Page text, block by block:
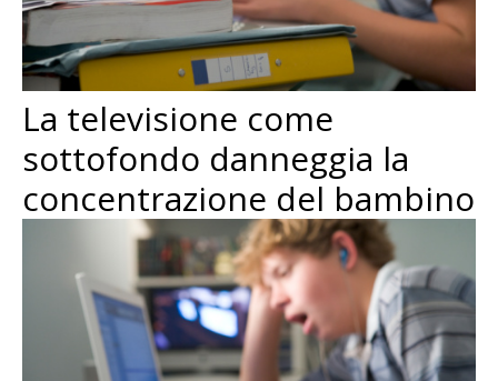
La televisione come
sottofondo danneggia la
concentrazione del bambino